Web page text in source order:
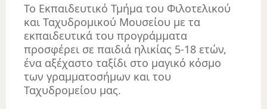
Το Εκπαιδευτικό Τμήμα του Φιλοτελικού
και Ταχυδρομικού Μουσείου με τα
εκπαιδευτικά του προγράμματα
προσφέρει σε παιδιά ηλικίας 5-18 ετών,
ένα αξέχαστο ταξίδι στο μαγικό κόσμο
των γραμματοσήμων και του
Ταχυδρομείου μας.